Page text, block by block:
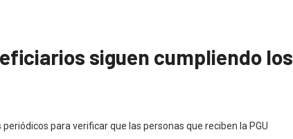
siguen cumpliendo los
para verificar que las personas que reciben la PGU